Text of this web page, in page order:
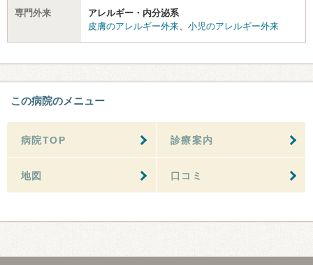
専門外来
アレルギー・内分泌系
皮膚のアレルギー外来、 小児のアレルギー外来
この病院のメニュー
病院TOP 診療案内
地図 口コミ